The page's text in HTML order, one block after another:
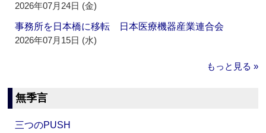
2026年07月24日 (金)
事務所を日本橋に移転 日本医療機器産業連合会
2026年07月15日 (水)
もっと見る »
無季言
三つのPUSH